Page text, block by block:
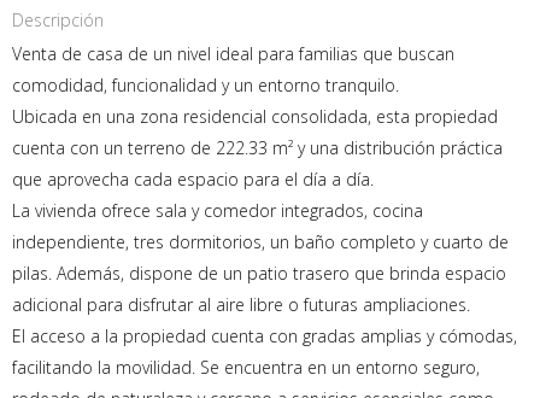
Descripción
Venta de casa de un nivel ideal para familias que buscan
comodidad, funcionalidad y un entorno tranquilo.
Ubicada en una zona residencial consolidada, esta propiedad
cuenta con un terreno de 222.33 m² y una distribución práctica
que aprovecha cada espacio para el día a día.
La vivienda ofrece sala y comedor integrados, cocina
independiente, tres dormitorios, un baño completo y cuarto de
pilas. Además, dispone de un patio trasero que brinda espacio
adicional para disfrutar al aire libre o futuras ampliaciones.
El acceso a la propiedad cuenta con gradas amplias y cómodas,
facilitando la movilidad. Se encuentra en un entorno seguro,